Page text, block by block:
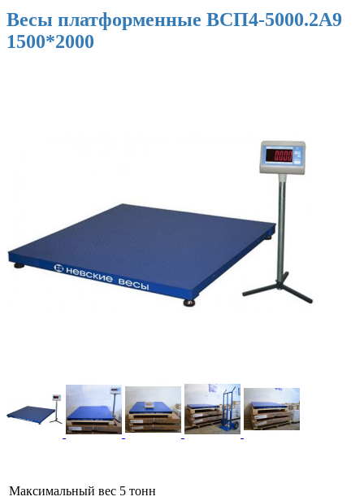
Весы платформенные ВСП4-5000.2А9
1500*2000
Максимальный вес 5 тонн